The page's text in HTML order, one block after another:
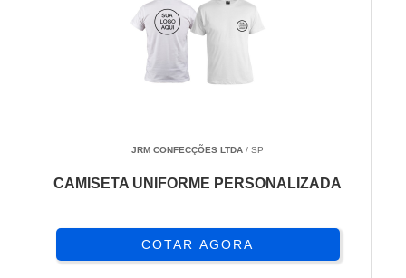
JRM CONFECÇÕES LTDA / SP
CAMISETA UNIFORME PERSONALIZADA
COTAR AGORA